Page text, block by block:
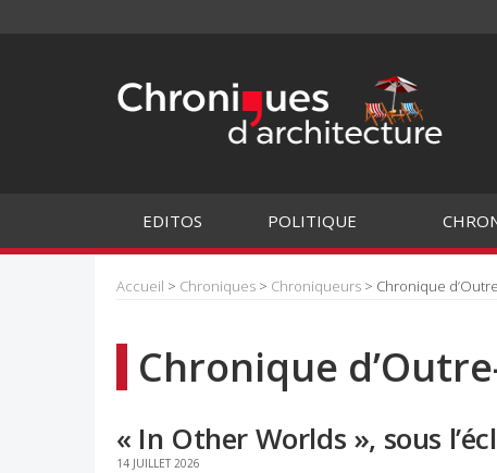
EDITOS POLITIQUE
Accueil > Chroniques > Chroniqueurs > Chronique
Chronique
« In Other Worlds », sous
14 JUILLET 2026